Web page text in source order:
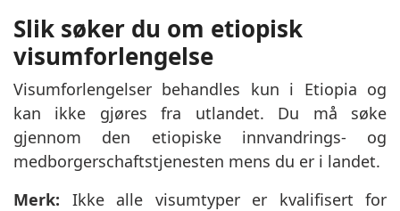
Slik søker du om etiopisk
visumforlengelse
Visumforlengelser behandles kun i Etiopia og
kan ikke gjøres fra utlandet. Du må søke
gjennom den etiopiske innvandrings- og
medborgerschaftstjenesten mens du er i landet.
Merk: Ikke alle visumtyper er kvalifisert for